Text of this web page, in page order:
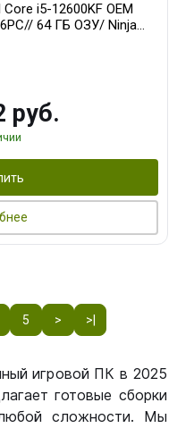
i5-12600KF OEM
64 ГБ ОЗУ/ Ninja
DVI DP HDMI 2/
руб.
5 > >|
игровой ПК в 2025
готовые сборки
сложности. Мы